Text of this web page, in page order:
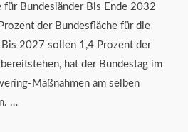
für Bundesländer Bis Ende 2032
der Bundesfläche für die
2027 sollen 1,4 Prozent der
hat der Bundestag im
Maßnahmen am selben
…